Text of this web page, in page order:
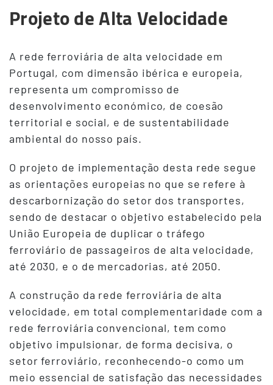
Projeto de Alta Velocidade
A rede ferroviária de alta velocidade em
Portugal, com dimensão ibérica e europeia,
representa um compromisso de
desenvolvimento económico, de coesão
territorial e social, e de sustentabilidade
ambiental do nosso país.
O projeto de implementação desta rede segue
as orientações europeias no que se refere à
descarbornização do setor dos transportes,
sendo de destacar o objetivo estabelecido pela
União Europeia de duplicar o tráfego
ferroviário de passageiros de alta velocidade,
até 2030, e o de mercadorias, até 2050.
A construção da rede ferroviária de alta
velocidade, em total complementaridade com a
rede ferroviária convencional, tem como
objetivo impulsionar, de forma decisiva, o
setor ferroviário, reconhecendo-o como um
meio essencial de satisfação das necessidades